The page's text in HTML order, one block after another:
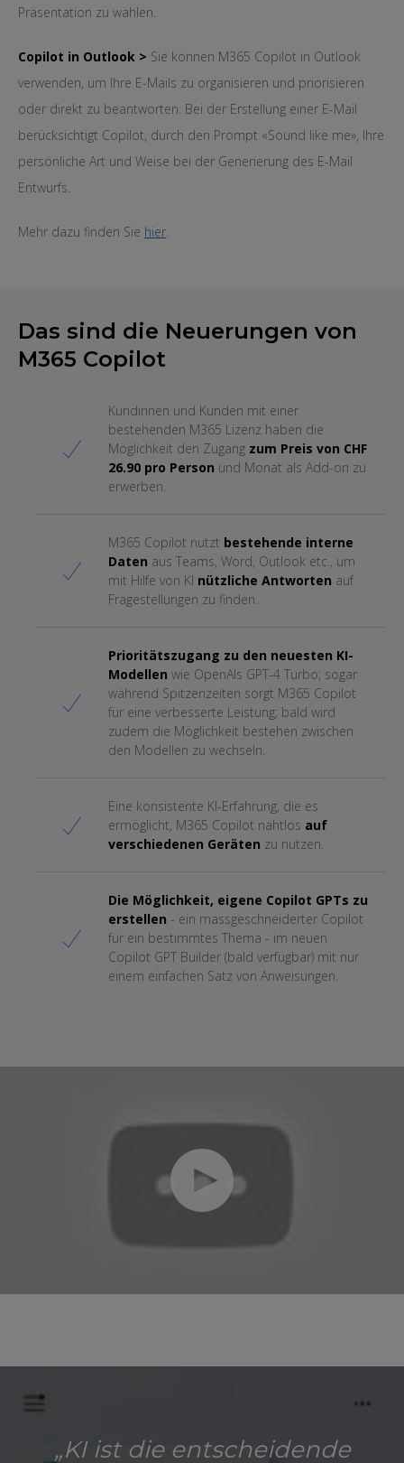
Präsentation zu wählen.
Copilot in Outlook > Sie können M365 Copilot in Outlook
verwenden, um Ihre E-Mails zu organisieren und priorisieren
oder direkt zu beantworten. Bei der Erstellung einer E-Mail
berücksichtigt Copilot, durch den Prompt «Sound like me», Ihre
persönliche Art und Weise bei der Generierung des E-Mail
Entwurfs.
Mehr dazu finden Sie hier.
Das sind die Neuerungen von
M365 Copilot
Kundinnen und Kunden mit einer
bestehenden M365 Lizenz haben die
Möglichkeit den Zugang zum Preis von CHF
26.90 pro Person und Monat als Add-on zu
erwerben.
M365 Copilot nutzt bestehende interne
Daten aus Teams, Word, Outlook etc., um
mit Hilfe von KI nützliche Antworten auf
Fragestellungen zu finden.
Prioritätszugang zu den neuesten KI-
Modellen wie OpenAIs GPT-4 Turbo; sogar
während Spitzenzeiten sorgt M365 Copilot
für eine verbesserte Leistung; bald wird
zudem die Möglichkeit bestehen zwischen
den Modellen zu wechseln.
Eine konsistente KI-Erfahrung, die es
ermöglicht, M365 Copilot nahtlos auf
verschiedenen Geräten zu nutzen.
Die Möglichkeit, eigene Copilot GPTs zu
erstellen - ein massgeschneiderter Copilot
für ein bestimmtes Thema - im neuen
Copilot GPT Builder (bald verfügbar) mit nur
einem einfachen Satz von Anweisungen.
„KI ist die entscheidende